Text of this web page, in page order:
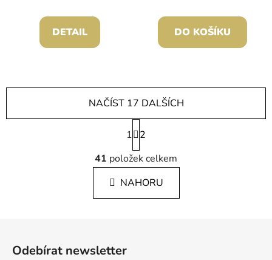
DETAIL DO KOŠÍKU
O
v
l
á
d
NAČÍST 17 DALŠÍCH
S
t
r
á
n
k
1
2
41 položek celkem
NAHORU
Odebírat newsletter